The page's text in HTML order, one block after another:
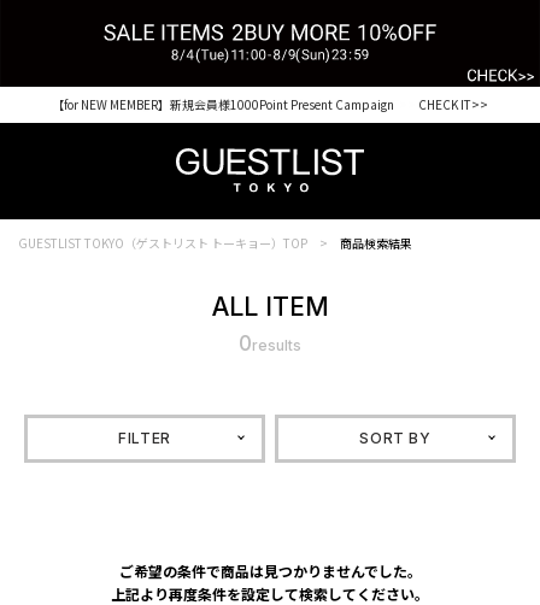
税込33,000円以上ご購入で送料無料 CHECK IT>>
【for NEW MEMBER】新規会員様1000Point Present Campaign CHECK IT>>
GUESTLIST TOKYO（ゲストリスト トーキョー）TOP 商品検索結果
ALL ITEM
0results
FILTER SORT BY
ご希望の条件で商品は見つかりませんでした。
上記より再度条件を設定して検索してください。